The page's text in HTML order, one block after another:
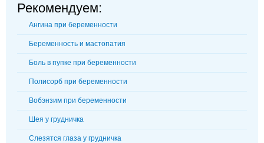
Рекомендуем:
Ангина при беременности
Беременность и мастопатия
Боль в пупке при беременности
Полисорб при беременности
Вобэнзим при беременности
Шея у грудничка
Слезятся глаза у грудничка